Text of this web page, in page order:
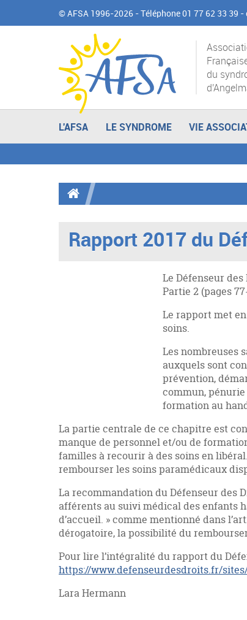
© AFSA 1996-2026 - Téléphone 01 77 62 33 39 -
du
L'AFSA LE SYNDROME VIE
Rapport 2017 du
Le Défenseur
Partie 2 (pages
Le rapport met
soins.
Les nombreuses
auxquels sont
prévention,
commun,
formation au
La partie centrale de ce chapitre est
manque de personnel et/ou de
familles à recourir à des soins en
rembourser les soins paramédicaux
La recommandation du Défenseur des
afférents au suivi médical des enfants
d’accueil. » comme mentionné dans
dérogatoire, la possibilité du
Pour lire l’intégralité du rapport du
https://www.defenseurdesdroits.fr/
Lara Hermann